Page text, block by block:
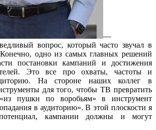
—
вопрос, который часто звучал в
одно из самых главных решений
постановки кампаний и достижения
Это все про охваты, частоты и
На стороне наших коллег в
для того, чтобы ТВ превратить
пушки по воробьям» в инструмент
в аудиторию». В этой плоскости я
кампании должны и могут